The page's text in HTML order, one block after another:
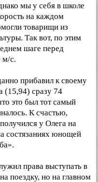
мы у себя в школе
на каждом
товарищи из
Так вот, по этим
шаге перед
м/с.
прибавил к своему
(15,94) сразу 74
это был тот самый
К счастью,
у Олега на
состязаниях юнощей
права выступать в
поездку, но на главном